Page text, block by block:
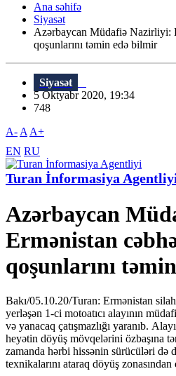
Ana səhifə
Siyasət
Azərbaycan Müdafiə Nazirliyi:
qoşunlarını təmin edə bilmir
Siyasət
5 Oktyabr 2020, 19:34
748
A- A A+
EN RU
Turan İnformasiya
Azərbaycan
Ermənistan
qoşunlarını
Bakı/05.10.20/Turan: Ermənistan
yerləşən 1-ci motoatıcı alayının
və yanacaq çatışmazlığı yaranıb.
heyətin döyüş mövqelərini özbaşına
zamanda hərbi hissənin sürücüləri də
texnikalarını ataraq döyüş zonasından